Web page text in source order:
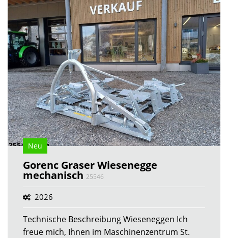
Neu
Gorenc Graser Wiesenegge
mechanisch 25546
2026
Technische Beschreibung Wieseneggen Ich
freue mich, Ihnen im Maschinenzentrum St.